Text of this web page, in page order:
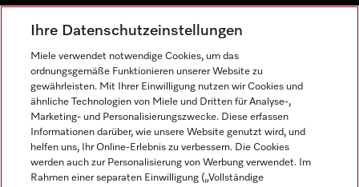
Miele auf Instagram
Miele auf Facebook
Miele auf Youtube
Ihre Datenschutzeinstellungen
Miele verwendet notwendige Cookies, um das
ordnungsgemäße Funktionieren unserer Website zu
gewährleisten. Mit Ihrer Einwilligung nutzen wir Cookies und
ähnliche Technologien von Miele und Dritten für Analyse-,
Marketing- und Personalisierungszwecke. Diese erfassen
Informationen darüber, wie unsere Website genutzt wird, und
helfen uns, Ihr Online-Erlebnis zu verbessern. Die Cookies
werden auch zur Personalisierung von Werbung verwendet. Im
Rahmen einer separaten Einwilligung („Vollständige